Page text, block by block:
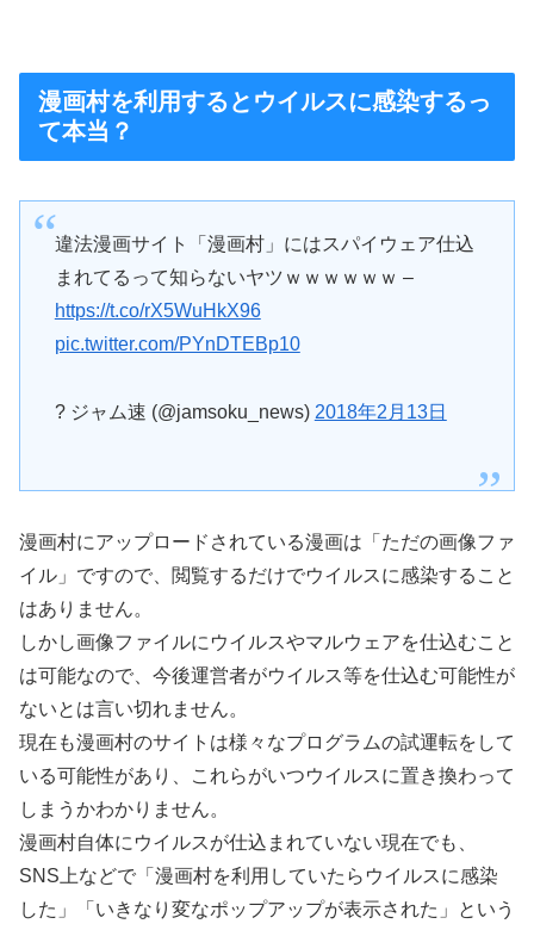
漫画村を利用するとウイルスに感染するっ
て本当？
違法漫画サイト「漫画村」にはスパイウェア仕込
まれてるって知らないヤツｗｗｗｗｗｗ –
https://t.co/rX5WuHkX96
pic.twitter.com/PYnDTEBp10
? ジャム速 (@jamsoku_news) 2018年2月13日
漫画村にアップロードされている漫画は「ただの画像ファ
イル」ですので、閲覧するだけでウイルスに感染すること
はありません。
しかし画像ファイルにウイルスやマルウェアを仕込むこと
は可能なので、今後運営者がウイルス等を仕込む可能性が
ないとは言い切れません。
現在も漫画村のサイトは様々なプログラムの試運転をして
いる可能性があり、これらがいつウイルスに置き換わって
しまうかわかりません。
漫画村自体にウイルスが仕込まれていない現在でも、
SNS上などで「漫画村を利用していたらウイルスに感染
した」「いきなり変なポップアップが表示された」という